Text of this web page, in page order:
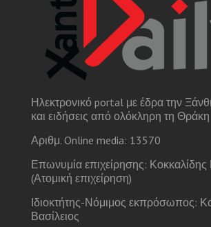
Ηλεκτρονικό portal με έδρα την
και ειδήσεις από ολόκληρη τη Θράκη
Αριθμ. Online media: 13570
Επωνυμία επιχείρησης: Κοκκαλίδης
(Ατομική επιχείρηση)
Ιδιοκτήτης-Νόμιμος εκπρόσωπος:
Βασίλειος